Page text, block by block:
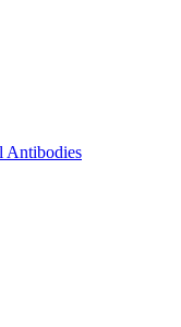
Antibodies